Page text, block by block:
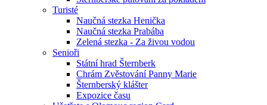
Turisté
Naučná stezka Henička
Naučná stezka Prabába
Zelená stezka - Za živou vodou
Senioři
Státní hrad Šternberk
Chrám Zvěstování Panny Marie
Šternberský klášter
Expozice času